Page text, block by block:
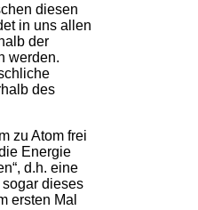
diesen
in uns allen
der
werden.
des
zu Atom frei
Energie
d.h. eine
sogar dieses
ersten Mal